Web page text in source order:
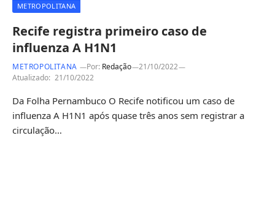
METROPOLITANA
Recife registra primeiro caso de
influenza A H1N1
METROPOLITANA Por: Redação
21/10/2022
Atualizado: 21/10/2022
Da Folha Pernambuco O Recife notificou um caso de
influenza A H1N1 após quase três anos sem registrar a
circulação…